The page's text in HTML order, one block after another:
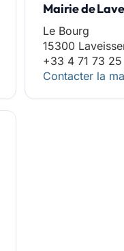
Mairie de
Le Bourg
15300
+33 4 71 73
Contacter la